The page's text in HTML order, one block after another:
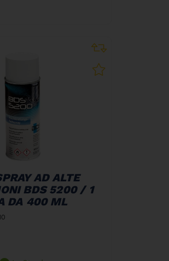
AD ALTE
BDS 5200 / 1
DA 400 ML